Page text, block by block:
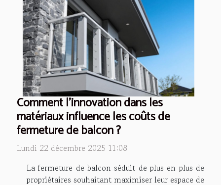
Comment l'innovation dans les
matériaux influence les coûts de
fermeture de balcon ?
Lundi 22 décembre 2025 11:08
La fermeture de balcon séduit de plus en plus de
propriétaires souhaitant maximiser leur espace de